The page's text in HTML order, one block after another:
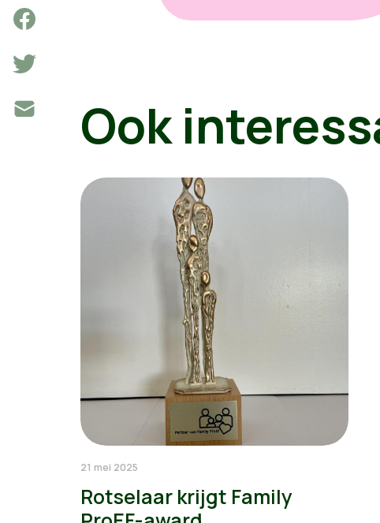
Ook
21 mei 2025
Rotselaar krijgt Family